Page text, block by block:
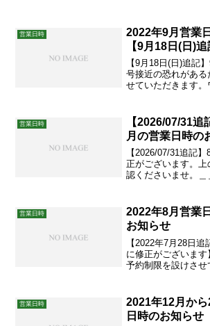
営業日時
2022年9月営業
【9月18日(日)追
【9月18日(日)追記
号接近の恐れがある
せていただきます
ら副反応有りの期
の施術を控えられ
い申し上げます。
らご確認くださいま
後の当院ご予約...
営業日時
【2026/07/31
月の営業日時の
【2026/07/31追記
正がございます。
認くださいませ。
間は再来限定での
ただきます。8/9(日
承っておりません
せ。初回ご予約ご
8/8(土...
営業日時
2022年8月営業
お知らせ
【2022年7月28日
に修正がございます
予約制限を設けさせ
の期間はリピータ
ご新規でのご予約
す。大沢出勤日は8/
規則な営業日時とな
営業日時
2021年12月か
日時のお知らせ